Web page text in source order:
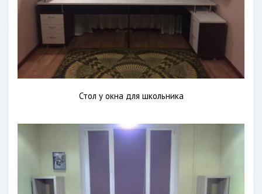
Стол у окна для школьника